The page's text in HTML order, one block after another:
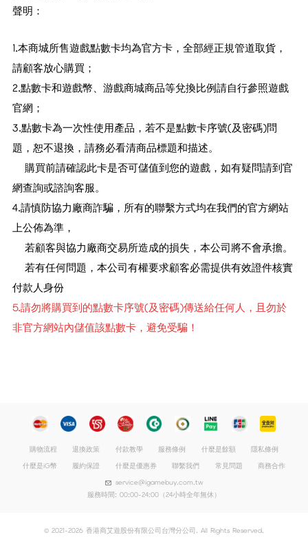
聲明：
1.本商城所售遊戲點數卡均為官方卡，全部經正規管道取貨，
請顧客放心購買；
2.點數卡和遊戲幣、游戲商城商品等兌換比例請自行參照遊戲
官網；
3.點數卡為一次性使用產品，若不是點數卡序號(及密碼)問
題，恕不退換，請務必看清商品標題和描述。
購買前請確認此卡是否可儲值到您的遊戲，如有疑問請到官
網查詢或諮詢客服。
4.請慎防協力廠商詐騙，所有的聯繫方式均在我們的官方網站
上公佈為準，
若顧客與協力廠商交易所造成的損失，本公司將不會承擔。
若有任何問題，本公司有權要求顧客必需提供有效證件核實
付款人身份
5.請勿將購買到的點數卡序號(及密碼)傳送給任何人，且勿於
非官方網站內儲值該點數卡，避免受騙！
購物流程 退換政策 付款教學 服務條例 什麼是餘額
隱私條例
什麼是iG幣
履約保證 什麼是優惠券 聯繫我們 常見問題
商務合作
service@igamebuy.com.tw
服務時間: 00:00-24:00（24小時全年無休）
© 2021-2026 香港商艾遊股份有限公司台灣分公司. All Rights Reserved.